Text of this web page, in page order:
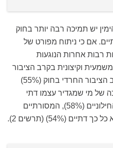
יש תמיכה רבה יותר בחוק
אם כי ניתוח מפורט של
רבות אחרות הנוגעות
וקיצונית בקרב הציבור
החרדי, בסוגיה זו התמיכה בקרב הציבור החרדי בחוק (55%)
של מי שמגדיר עצמו דתי
(75%) ודומה יותר לזו שבקרב החילוניים (58%), המסורתיים